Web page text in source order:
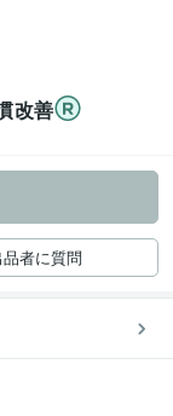
改善
者に質問